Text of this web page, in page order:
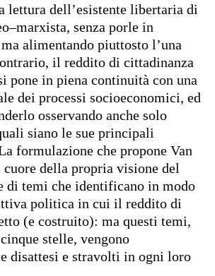
lettura dell’esistente libertaria di
senza porle in
alimentando piuttosto l’una
il reddito di cittadinanza
pone in piena continuità con una
dei processi socioeconomici, ed
osservando anche solo
siano le sue principali
formulazione che propone Van
cuore della propria visione del
di temi che identificano in modo
politica in cui il reddito di
(e costruito): ma questi temi,
stelle, vengono
disattesi e stravolti in ogni loro